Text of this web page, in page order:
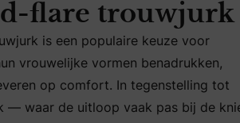
flare trouwjurk
is een populaire keuze voor
is een populaire keuze voor
vrouwelijke vormen benadrukken,
op comfort. In tegenstelling tot
— waar de uitloop vaak pas bij de